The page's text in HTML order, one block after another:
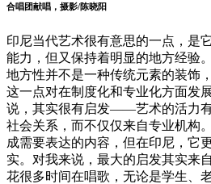
合唱团献唱，摄影/陈晓阳
印尼当代艺术很有意思的一点，是
能力，但又保持着明显的地方经验
地方性并不是一种传统元素的装饰
这一点对在制度化和专业化方面发
说，其实很有启发——艺术的活力
社会关系，而不仅仅来自专业机构
成需要表达的内容，但在印尼，它
实。对我来说，最大的启发其实来
花很多时间在唱歌，无论是学生、